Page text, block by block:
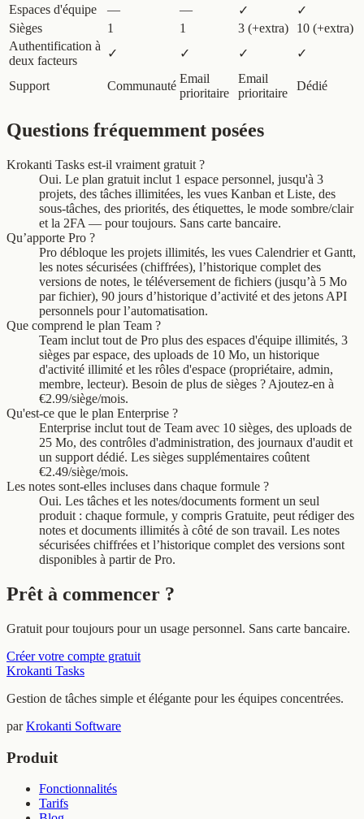
Espaces d'équipe
— — ✓
✓
Sièges
1 1 3 (+extra)
10 (+extra)
Authentification à
deux facteurs
✓ ✓ ✓ ✓
Support Communauté
Email
prioritaire
Email
prioritaire
Dédié
Questions fréquemment posées
Krokanti Tasks est-il vraiment gratuit ?
Oui. Le plan gratuit inclut 1 espace personnel, jusqu'à 3
projets, des tâches illimitées, les vues Kanban et Liste, des
sous-tâches, des priorités, des étiquettes, le mode sombre/clair
et la 2FA — pour toujours. Sans carte bancaire.
Qu’apporte Pro ?
Pro débloque les projets illimités, les vues Calendrier et Gantt,
les notes sécurisées (chiffrées), l’historique complet des
versions de notes, le téléversement de fichiers (jusqu’à 5 Mo
par fichier), 90 jours d’historique d’activité et des jetons API
personnels pour l’automatisation.
Que comprend le plan Team ?
Team inclut tout de Pro plus des espaces d'équipe illimités, 3
sièges par espace, des uploads de 10 Mo, un historique
d'activité illimité et les rôles d'espace (propriétaire, admin,
membre, lecteur). Besoin de plus de sièges ? Ajoutez-en à
€2.99/siège/mois.
Qu'est-ce que le plan Enterprise ?
Enterprise inclut tout de Team avec 10 sièges, des uploads de
25 Mo, des contrôles d'administration, des journaux d'audit et
un support dédié. Les sièges supplémentaires coûtent
€2.49/siège/mois.
Les notes sont-elles incluses dans chaque formule ?
Oui. Les tâches et les notes/documents forment un seul
produit : chaque formule, y compris Gratuite, peut rédiger des
notes et documents illimités à côté de son travail. Les notes
sécurisées chiffrées et l’historique complet des versions sont
disponibles à partir de Pro.
Prêt à commencer ?
Gratuit pour toujours pour un usage personnel. Sans carte bancaire.
Créer votre compte gratuit
Krokanti Tasks
Gestion de tâches simple et élégante pour les équipes concentrées.
par Krokanti Software
Produit
Fonctionnalités
Tarifs